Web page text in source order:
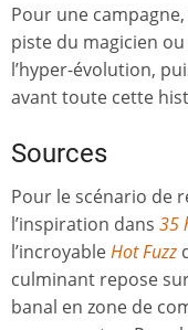
Pour une
piste du magicien
l’hyper-évolution,
avant toute cette
Sources
Pour le scénario de
l’inspiration dans 35
l’incroyableHot Fuzz
culminant repose
banal en zone de